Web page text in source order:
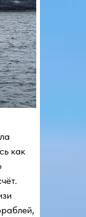
как